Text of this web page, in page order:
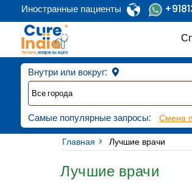
Иностранные пациенты
Внутри или вокруг:
Самые популярные запросы: Смена
Главная
Лучшие врачи
Лучшие врачи